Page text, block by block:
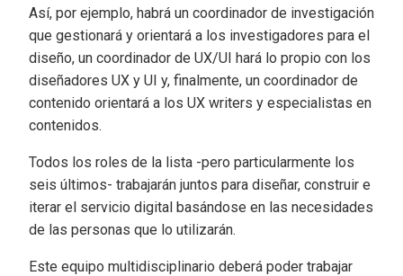
Así, por ejemplo, habrá un coordinador de investigación
que gestionará y orientará a los investigadores para el
diseño, un coordinador de UX/UI hará lo propio con los
diseñadores UX y UI y, finalmente, un coordinador de
contenido orientará a los UX writers y especialistas en
contenidos.
Todos los roles de la lista -pero particularmente los
seis últimos- trabajarán juntos para diseñar, construir e
iterar el servicio digital basándose en las necesidades
de las personas que lo utilizarán.
Este equipo multidisciplinario deberá poder trabajar